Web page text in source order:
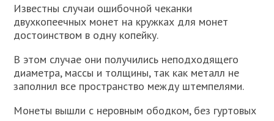
Известны случаи ошибочной чеканки
двухкопеечных монет на кружках для монет
достоинством в одну копейку.
В этом случае они получились неподходящего
диаметра, массы и толщины, так как металл не
заполнил все пространство между штемпелями.
Монеты вышли с неровным ободком, без гуртовых